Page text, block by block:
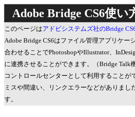
Adobe Bridge CS6使い
このページはアドビシステムズ社のBridge
Adobe Bridge CS6はファイル管理アプリケー
合わせることでPhotoshopやIllustrator、
に連携させることができます。（Bridge
コントロールセンターとして利用することが
ミスや間違い、リンクエラーなどがありまし
す。